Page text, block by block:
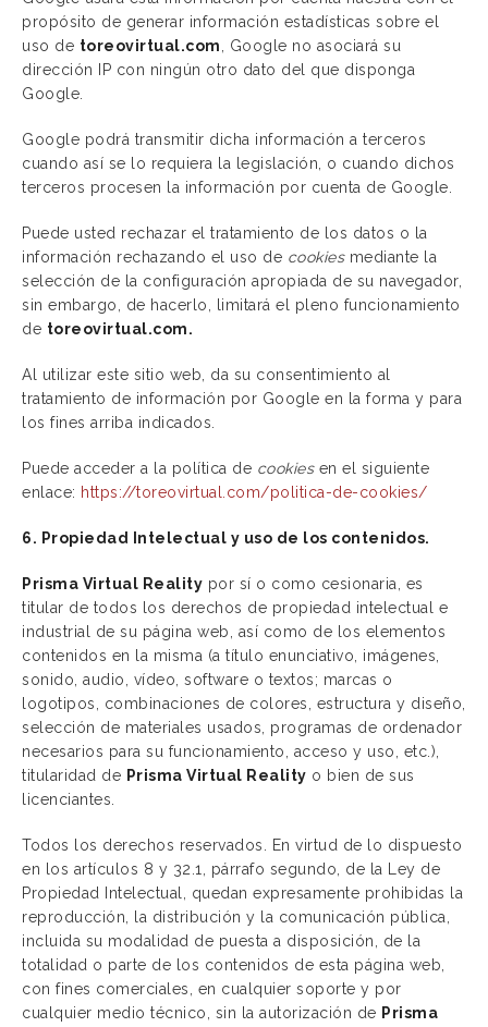
propósito de generar información estadísticas sobre el
uso de toreovirtual.com , Google no asociará su
dirección IP con ningún otro dato del que disponga
Google.
Google podrá transmitir dicha información a terceros
cuando así se lo requiera la legislación, o cuando dichos
terceros procesen la información por cuenta de Google.
Puede usted rechazar el tratamiento de los datos o la
información rechazando el uso de cookiesmediante la
selección de la configuración apropiada de su navegador,
sin embargo, de hacerlo, limitará el pleno funcionamiento
de toreovirtual.com.
Al utilizar este sitio web, da su consentimiento al
tratamiento de información por Google en la forma y para
los fines arriba indicados.
Puede acceder a la política de cookiesen el siguiente
enlace: https://toreovirtual.com/politica-de-cookies/
6. Propiedad Intelectual y uso de los contenidos.
Prisma Virtual Reality por sí o como cesionaria, es
titular de todos los derechos de propiedad intelectual e
industrial de su página web, así como de los elementos
contenidos en la misma (a título enunciativo, imágenes,
sonido, audio, vídeo, software o textos; marcas o
logotipos, combinaciones de colores, estructura y diseño,
selección de materiales usados, programas de ordenador
necesarios para su funcionamiento, acceso y uso, etc.),
titularidad de Prisma Virtual Reality o bien de sus
licenciantes.
Todos los derechos reservados. En virtud de lo dispuesto
en los artículos 8 y 32.1, párrafo segundo, de la Ley de
Propiedad Intelectual, quedan expresamente prohibidas la
reproducción, la distribución y la comunicación pública,
incluida su modalidad de puesta a disposición, de la
totalidad o parte de los contenidos de esta página web,
con fines comerciales, en cualquier soporte y por
cualquier medio técnico, sin la autorización de Prisma